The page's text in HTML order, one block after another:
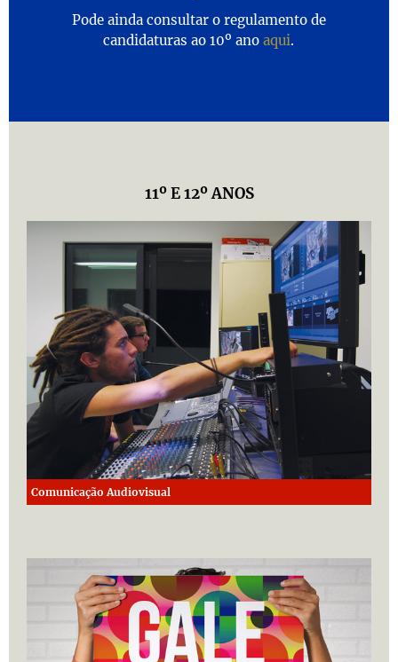
Pode ainda consultar o regulamento de
candidaturas ao 10º anoaqui.
11º E 12º ANOS
Comunicação Audiovisual